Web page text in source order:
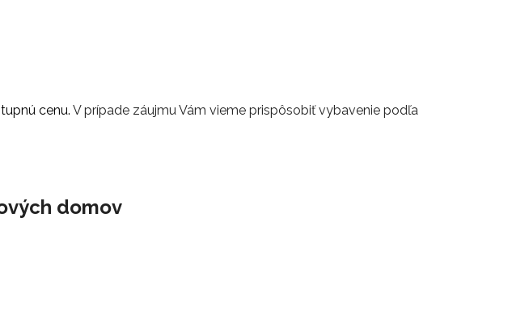
cenu. V prípade záujmu Vám vieme prispôsobiť vybavenie podľa
domov